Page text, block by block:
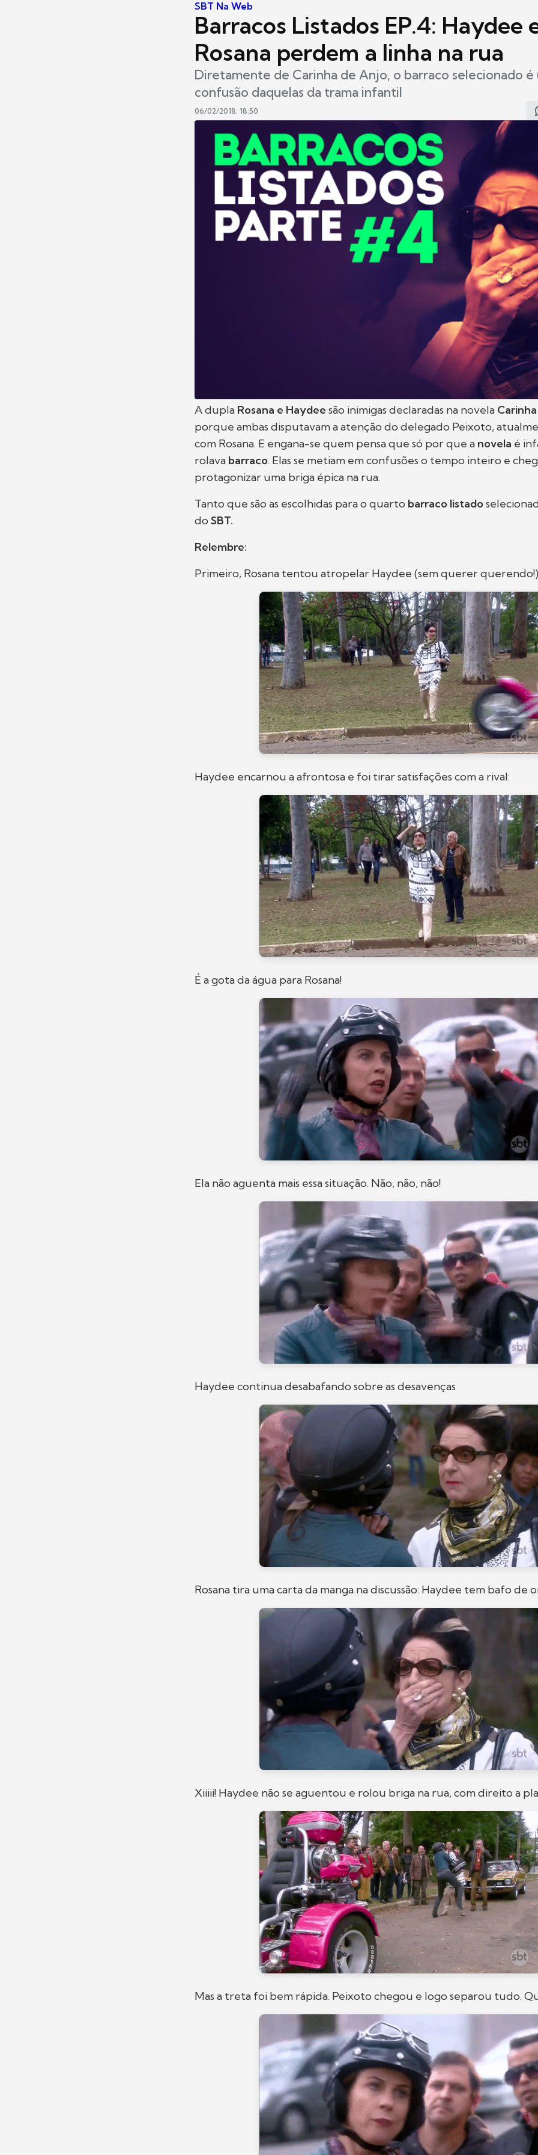
SBT Na Web
Barracos Listados EP.4: Haydee
Rosana perdem a linha na rua
Diretamente de Carinha de Anjo, o barraco selecionado é
confusão daquelas da trama infantil
06/02/2018, 18:50
A dupla Rosana e Haydee são inimigas declaradas na novela
porque ambas disputavam a atenção do delegado Peixoto,
com Rosana. E engana-se quem pensa que só por que a novela é
rolava barraco. Elas se metiam em confusões o tempo inteiro e
protagonizar uma briga épica na rua.
Tanto que são as escolhidas para o quarto barraco listado
do SBT.
Relembre:
Primeiro, Rosana tentou atropelar Haydee (sem querer querendo!)
Haydee encarnou a afrontosa e foi tirar satisfações com a rival:
É a gota da água para Rosana!
Ela não aguenta mais essa situação. Não, não, não!
Haydee continua desabafando sobre as desavenças
Rosana tira uma carta da manga na discussão: Haydee tem bafo de
Xiiiii! Haydee não se aguentou e rolou briga na rua, com direito a
Mas a treta foi bem rápida. Peixoto chegou e logo separou tudo.